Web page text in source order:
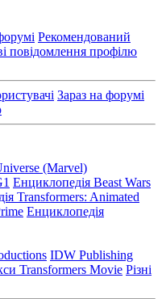
Рекомендований
повідомлення профілю
Зараз на форумі
(Marvel)
Енциклопедія Beast Wars
Transformers: Animated
Енциклопедія
IDW Publishing
Transformers Movie Різні